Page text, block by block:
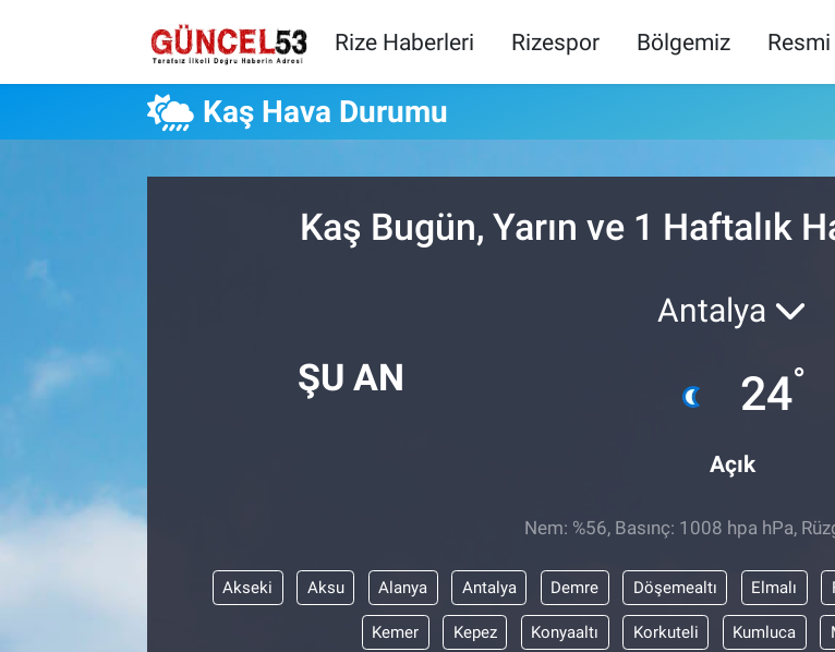
Rize Haberleri Rizespor Bölgemiz
Kaş Hava Durumu
Kaş Bugün, Yarın ve 1 Haftalık
ŞU AN
Antalya
24°
Açık
Nem: %56, Basınç: 1008 hpa hPa,
Akseki Aksu Alanya Antalya Demre Döşemealtı Elmalı
Kemer Kepez Konyaaltı Korkuteli Kumluca